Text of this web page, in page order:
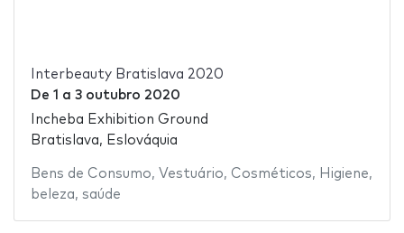
Interbeauty Bratislava 2020
De 1 a 3 outubro 2020
Incheba Exhibition Ground
Bratislava, Eslováquia
Bens de Consumo, Vestuário, Cosméticos, Higiene,
beleza, saúde